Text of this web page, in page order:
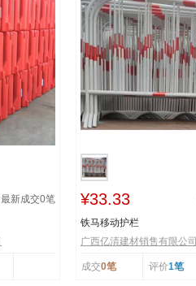
最新成交0笔 ¥33.33
铁马移动护栏
广西亿清建材销售有限公司
成交0笔 评价1笔